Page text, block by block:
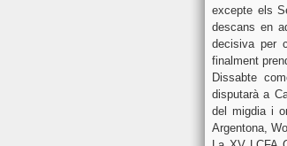
excepte els
descans en
decisiva per
finalment
Dissabte
disputarà a
del migdia i
Argentona,